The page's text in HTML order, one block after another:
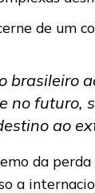
de um
brasileiro
no futuro,
ao
da
a